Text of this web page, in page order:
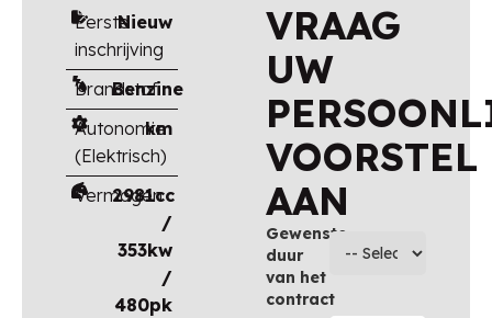
Eerste
inschrijving
Nieuw
Brandstof
Benzine
Autonomie
(Elektrisch)
km
Vermogen
2981cc
/
353kw
/
480pk
VRAAG
UW
VOORSTEL
AAN
Gewenste
duur
van het
contract